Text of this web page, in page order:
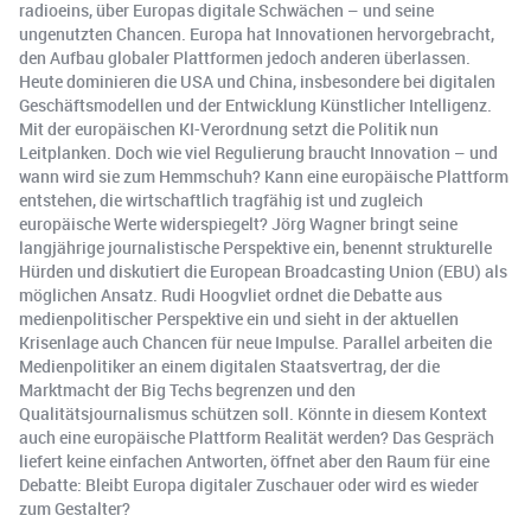
radioeins, über Europas digitale Schwächen – und seine
ungenutzten Chancen. Europa hat Innovationen hervorgebracht,
den Aufbau globaler Plattformen jedoch anderen überlassen.
Heute dominieren die USA und China, insbesondere bei digitalen
Geschäftsmodellen und der Entwicklung Künstlicher Intelligenz.
Mit der europäischen KI-Verordnung setzt die Politik nun
Leitplanken. Doch wie viel Regulierung braucht Innovation – und
wann wird sie zum Hemmschuh? Kann eine europäische Plattform
entstehen, die wirtschaftlich tragfähig ist und zugleich
europäische Werte widerspiegelt? Jörg Wagner bringt seine
langjährige journalistische Perspektive ein, benennt strukturelle
Hürden und diskutiert die European Broadcasting Union (EBU) als
möglichen Ansatz. Rudi Hoogvliet ordnet die Debatte aus
medienpolitischer Perspektive ein und sieht in der aktuellen
Krisenlage auch Chancen für neue Impulse. Parallel arbeiten die
Medienpolitiker an einem digitalen Staatsvertrag, der die
Marktmacht der Big Techs begrenzen und den
Qualitätsjournalismus schützen soll. Könnte in diesem Kontext
auch eine europäische Plattform Realität werden? Das Gespräch
liefert keine einfachen Antworten, öffnet aber den Raum für eine
Debatte: Bleibt Europa digitaler Zuschauer oder wird es wieder
zum Gestalter?